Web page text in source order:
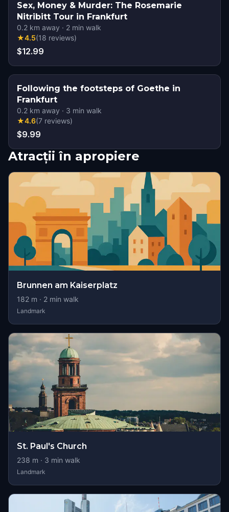
Sex, Money & Murder: The Rosemarie
Nitribitt Tour in Frankfurt
0.2 km away · 2 min walk
★4.5(18 reviews)
$12.99
Following the footsteps of Goethe in
Frankfurt
0.2 km away · 3 min walk
★4.6(7 reviews)
$9.99
Atracții în apropiere
Brunnen am Kaiserplatz
182 m · 2 min walk
Landmark
St. Paul's Church
238 m · 3 min walk
Landmark